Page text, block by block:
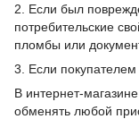
2. Если был
потребительские
пломбы или
3. Если
В интернет-
обменять любой